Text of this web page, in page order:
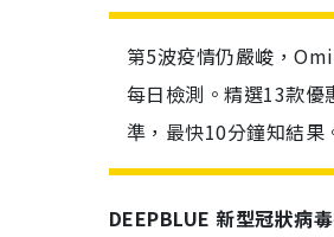
第5波疫情仍嚴峻，
每日檢測。精選13款
準，最快10分鐘知結果
DEEPBLUE 新型冠狀病